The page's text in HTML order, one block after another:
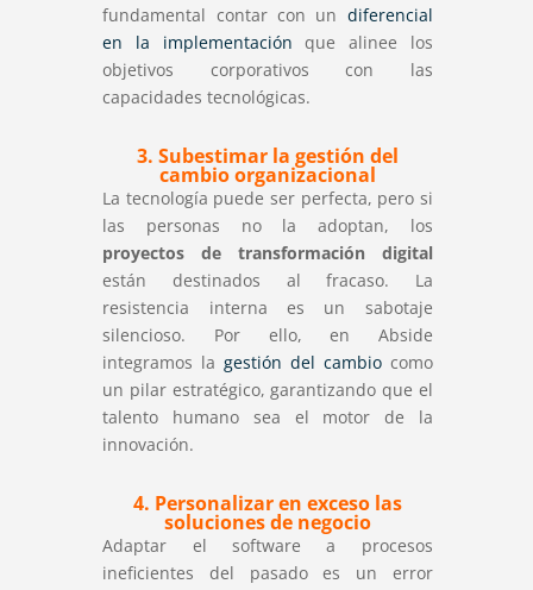
fundamental contar con un diferencial
en la implementación que alinee los
objetivos corporativos con las
capacidades tecnológicas.
3. Subestimar la gestión del
cambio organizacional
La tecnología puede ser perfecta, pero si
las personas no la adoptan, los
proyectos de transformación digital
están destinados al fracaso. La
resistencia interna es un sabotaje
silencioso. Por ello, en Abside
integramos lagestión del cambiocomo
un pilar estratégico, garantizando que el
talento humano sea el motor de la
innovación.
4. Personalizar en exceso las
soluciones de negocio
Adaptar el software a procesos
ineficientes del pasado es un error